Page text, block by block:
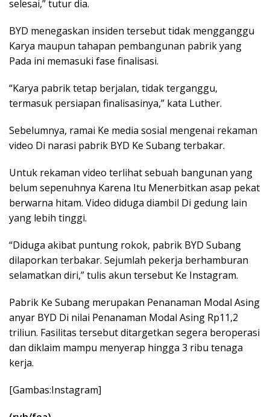
selesai,” tutur dia.
BYD menegaskan insiden tersebut tidak mengganggu
Karya maupun tahapan pembangunan pabrik yang
Pada ini memasuki fase finalisasi.
“Karya pabrik tetap berjalan, tidak terganggu,
termasuk persiapan finalisasinya,” kata Luther.
Sebelumnya, ramai Ke media sosial mengenai rekaman
video Di narasi pabrik BYD Ke Subang terbakar.
Untuk rekaman video terlihat sebuah bangunan yang
belum sepenuhnya Karena Itu Menerbitkan asap pekat
berwarna hitam. Video diduga diambil Di gedung lain
yang lebih tinggi.
“Diduga akibat puntung rokok, pabrik BYD Subang
dilaporkan terbakar. Sejumlah pekerja berhamburan
selamatkan diri,” tulis akun tersebut Ke Instagram.
Pabrik Ke Subang merupakan Penanaman Modal Asing
anyar BYD Di nilai Penanaman Modal Asing Rp11,2
triliun. Fasilitas tersebut ditargetkan segera beroperasi
dan diklaim mampu menyerap hingga 3 ribu tenaga
kerja.
[Gambas:Instagram]